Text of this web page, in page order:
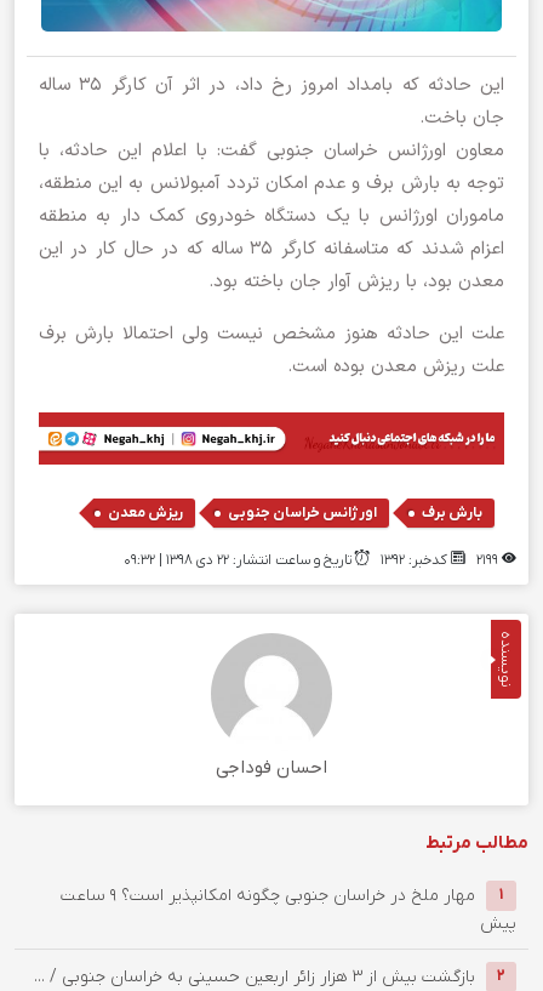
این حادثه که بامداد امروز رخ داد، در اثر آن کارگر ۳۵ ساله
جان باخت.
معاون اورژانس خراسان جنوبی گفت: با اعلام این حادثه، با
توجه به بارش برف و عدم امکان تردد آمبولانس به این منطقه،
ماموران اورژانس با یک دستگاه خودروی کمک دار به منطقه
اعزام شدند که متاسفانه کارگر ۳۵ ساله که در حال کار در این
معدن بود، با ریزش آوار جان باخته بود.
علت این حادثه هنوز مشخص نیست ولی احتمالا بارش برف
علت ریزش معدن بوده است.
بارش برف , اورژانس خراسان جنوبی , ریزش معدن
کدخبر: 1392 تاریخ و ساعت انتشار: ۲۲ دی ۱۳۹۸ | 09:32
نویسنده
احسان فوداجی
مطالب مرتبط
1 ‌مهار ملخ در خراسان جنوبی چگونه امکانپذیر است؟
9 ساعت
پیش
2
بازگشت بیش از ۳ هزار زائر اربعین حسینی به خراسان جنوبی / ...